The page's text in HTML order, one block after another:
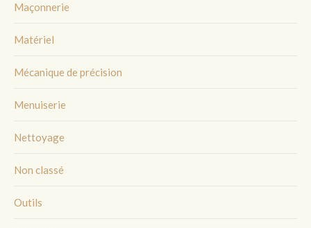
Maçonnerie
Matériel
Mécanique de précision
Menuiserie
Nettoyage
Non classé
Outils